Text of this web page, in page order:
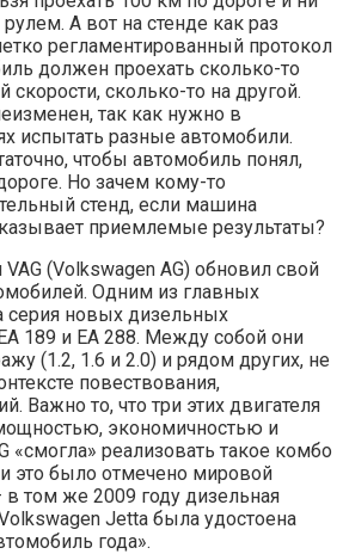
А вот на стенде как раз
регламентированный протокол
должен проехать сколько-то
скорости, сколько-то на другой.
так как нужно в
испытать разные автомобили.
чтобы автомобиль понял,
Но зачем кому-то
стенд, если машина
приемлемые результаты?
(Volkswagen AG) обновил свой
Одним из главных
серия новых дизельных
189 и EA 288. Между собой они
(1.2, 1.6 и 2.0) и рядом других, не
повествования,
Важно то, что три этих двигателя
экономичностью и
«смогла» реализовать такое комбо
и это было отмечено мировой
том же 2009 году дизельная
Jetta была удостоена
года».